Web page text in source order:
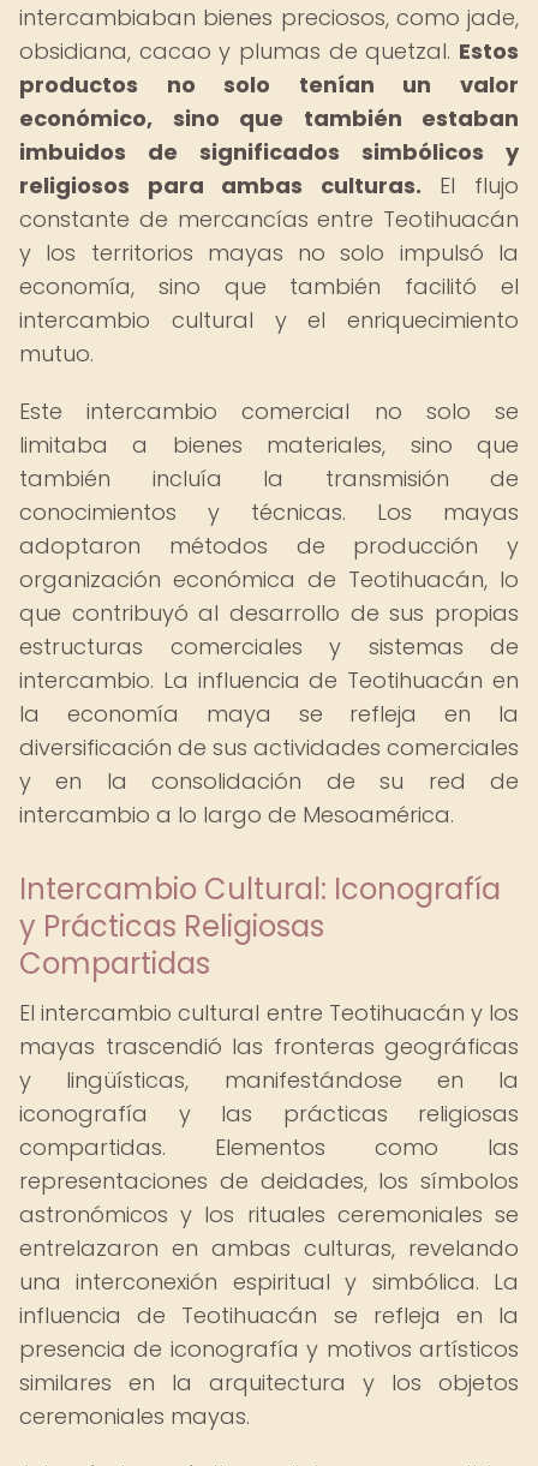
intercambiaban bienes preciosos, como jade,
obsidiana, cacao y plumas de quetzal. Estos
productos no solo tenían un valor
económico, sino que también estaban
imbuidos de significados simbólicos y
religiosos para ambas culturas. El flujo
constante de mercancías entre Teotihuacán
y los territorios mayas no solo impulsó la
economía, sino que también facilitó el
intercambio cultural y el enriquecimiento
mutuo.
Este intercambio comercial no solo se
limitaba a bienes materiales, sino que
también incluía la transmisión de
conocimientos y técnicas. Los mayas
adoptaron métodos de producción y
organización económica de Teotihuacán, lo
que contribuyó al desarrollo de sus propias
estructuras comerciales y sistemas de
intercambio. La influencia de Teotihuacán en
la economía maya se refleja en la
diversificación de sus actividades comerciales
y en la consolidación de su red de
intercambio a lo largo de Mesoamérica.
Intercambio Cultural: Iconografía
y Prácticas Religiosas
Compartidas
El intercambio cultural entre Teotihuacán y los
mayas trascendió las fronteras geográficas
y lingüísticas, manifestándose en la
iconografía y las prácticas religiosas
compartidas. Elementos como las
representaciones de deidades, los símbolos
astronómicos y los rituales ceremoniales se
entrelazaron en ambas culturas, revelando
una interconexión espiritual y simbólica. La
influencia de Teotihuacán se refleja en la
presencia de iconografía y motivos artísticos
similares en la arquitectura y los objetos
ceremoniales mayas.